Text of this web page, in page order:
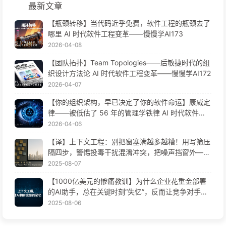
最新文章
【瓶颈转移】当代码近乎免费，软件工程的瓶颈去了
哪里 AI 时代软件工程变革——慢慢学AI173
2026-04-08
【团队拓扑】Team Topologies——后敏捷时代的组
织设计方法论 AI 时代软件工程变革——慢慢学AI172
2026-04-07
【你的组织架构，早已决定了你的软件命运】康威定
律——被低估了 56 年的管理学铁律 AI 时代软件工
程变革——慢慢学AI171
2026-04-06
【译】上下文工程：别把窗塞满越多越糟！用写筛压
隔四步，警惕投毒干扰混淆冲突，把噪声挡窗外——
慢慢学AI170
2025-08-07
【1000亿美元的惨痛教训】为什么企业花重金部署
的AI助手，总在关键时刻“失忆”，反而让竞争对手实
现90%性能提升？——慢慢学AI169
2025-08-06